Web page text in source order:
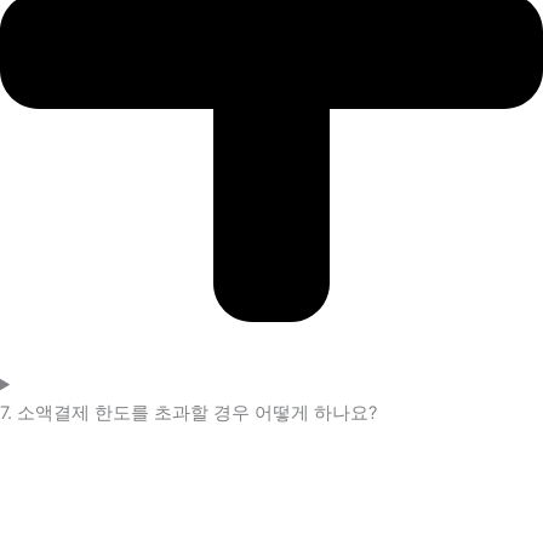
7. 소액결제 한도를 초과할 경우 어떻게 하나요?